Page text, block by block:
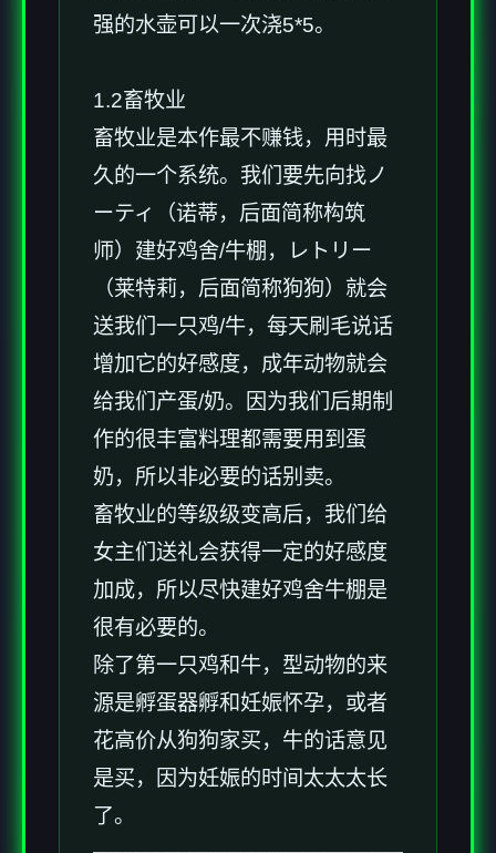
强的水壶可以一次浇5*5。
1.2畜牧业
畜牧业是本作最不赚钱，用时最
久的一个系统。我们要先向找ノ
ーティ（诺蒂，后面简称构筑
师）建好鸡舍/牛棚，レトリー
（莱特莉，后面简称狗狗）就会
送我们一只鸡/牛，每天刷毛说话
增加它的好感度，成年动物就会
给我们产蛋/奶。因为我们后期制
作的很丰富料理都需要用到蛋
奶，所以非必要的话别卖。
畜牧业的等级级变高后，我们给
女主们送礼会获得一定的好感度
加成，所以尽快建好鸡舍牛棚是
很有必要的。
除了第一只鸡和牛，型动物的来
源是孵蛋器孵和妊娠怀孕，或者
花高价从狗狗家买，牛的话意见
是买，因为妊娠的时间太太太长
了。